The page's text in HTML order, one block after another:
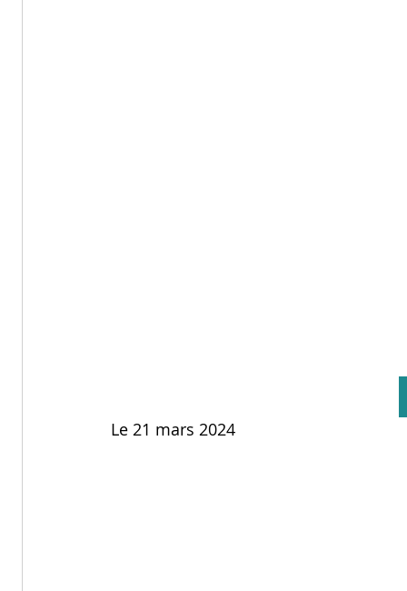
Le 21 mars 2024